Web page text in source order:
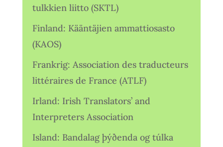
tulkkien liitto (SKTL)
Finland: Kääntäjien ammattiosasto
(KAOS)
Frankrig: Association des traducteurs
littéraires de France (ATLF)
Irland: Irish Translators’ and
Interpreters Association
Island: Bandalag þýðenda og túlka